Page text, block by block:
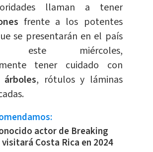
llaman a tener
frente a los potentes
se presentarán en el país
este miércoles,
tener cuidado con
, rótulos y láminas
actor de Breaking
visitará Costa Rica en 2024